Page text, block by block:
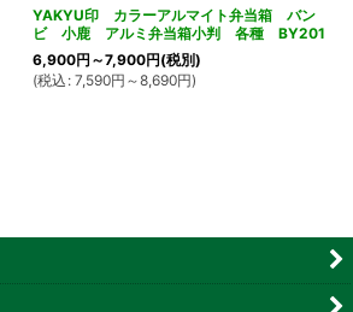
YAKYU印 カラーアルマイト弁当箱 バン
ビ 小鹿 アルミ弁当箱小判 各種 BY201
6,900円 ～7,900円(税別)
(税込 : 7,590円 ～8,690円)